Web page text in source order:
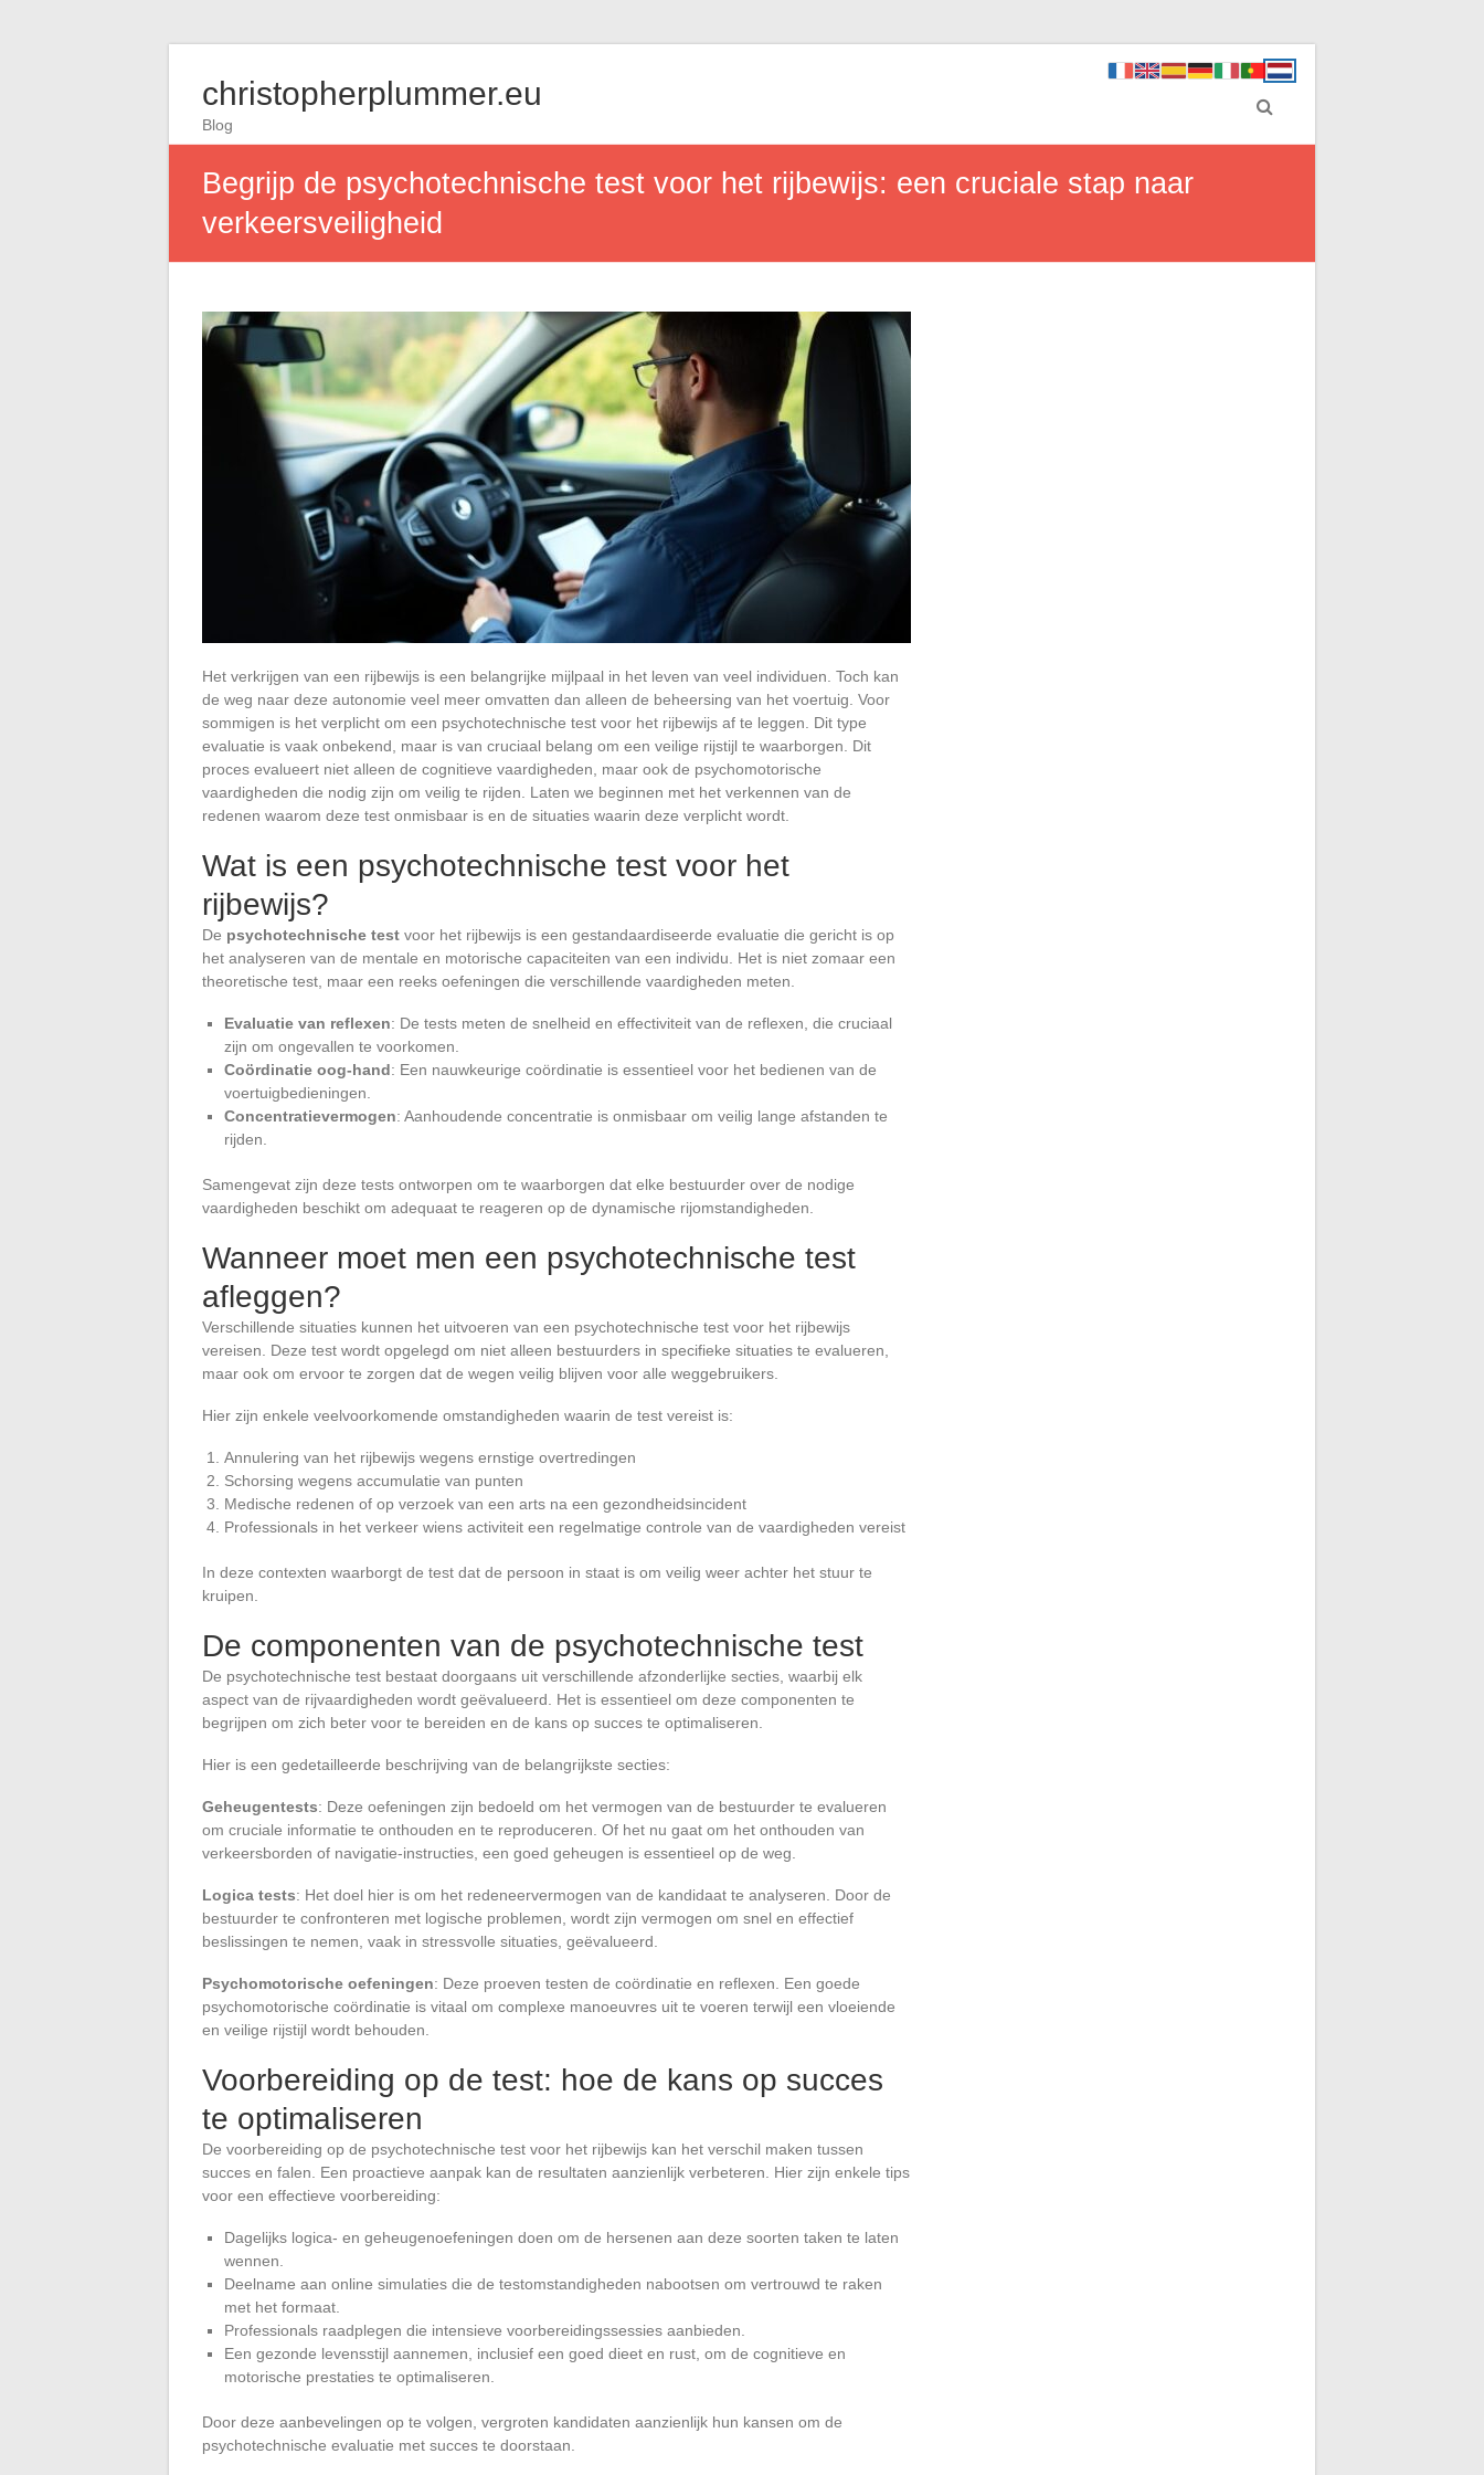
christopherplummer.eu
Blog
Begrijp de psychotechnische test voor het rijbewijs: een cruciale stap naar
verkeersveiligheid
Het verkrijgen van een rijbewijs is een belangrijke mijlpaal in het leven van veel individuen. Toch kan
de weg naar deze autonomie veel meer omvatten dan alleen de beheersing van het voertuig. Voor
sommigen is het verplicht om een psychotechnische test voor het rijbewijs af te leggen. Dit type
evaluatie is vaak onbekend, maar is van cruciaal belang om een veilige rijstijl te waarborgen. Dit
proces evalueert niet alleen de cognitieve vaardigheden, maar ook de psychomotorische
vaardigheden die nodig zijn om veilig te rijden. Laten we beginnen met het verkennen van de
redenen waarom deze test onmisbaar is en de situaties waarin deze verplicht wordt.
Wat is een psychotechnische test voor het
rijbewijs?
De psychotechnische test voor het rijbewijs is een gestandaardiseerde evaluatie die gericht is op
het analyseren van de mentale en motorische capaciteiten van een individu. Het is niet zomaar een
theoretische test, maar een reeks oefeningen die verschillende vaardigheden meten.
Evaluatie van reflexen: De tests meten de snelheid en effectiviteit van de reflexen, die cruciaal
zijn om ongevallen te voorkomen.
Coördinatie oog-hand: Een nauwkeurige coördinatie is essentieel voor het bedienen van de
voertuigbedieningen.
Concentratievermogen: Aanhoudende concentratie is onmisbaar om veilig lange afstanden te
rijden.
Samengevat zijn deze tests ontworpen om te waarborgen dat elke bestuurder over de nodige
vaardigheden beschikt om adequaat te reageren op de dynamische rijomstandigheden.
Wanneer moet men een psychotechnische test
afleggen?
Verschillende situaties kunnen het uitvoeren van een psychotechnische test voor het rijbewijs
vereisen. Deze test wordt opgelegd om niet alleen bestuurders in specifieke situaties te evalueren,
maar ook om ervoor te zorgen dat de wegen veilig blijven voor alle weggebruikers.
Hier zijn enkele veelvoorkomende omstandigheden waarin de test vereist is:
Annulering van het rijbewijs wegens ernstige overtredingen
Schorsing wegens accumulatie van punten
Medische redenen of op verzoek van een arts na een gezondheidsincident
Professionals in het verkeer wiens activiteit een regelmatige controle van de vaardigheden vereist
In deze contexten waarborgt de test dat de persoon in staat is om veilig weer achter het stuur te
kruipen.
De componenten van de psychotechnische test
De psychotechnische test bestaat doorgaans uit verschillende afzonderlijke secties, waarbij elk
aspect van de rijvaardigheden wordt geëvalueerd. Het is essentieel om deze componenten te
begrijpen om zich beter voor te bereiden en de kans op succes te optimaliseren.
Hier is een gedetailleerde beschrijving van de belangrijkste secties:
Geheugentests: Deze oefeningen zijn bedoeld om het vermogen van de bestuurder te evalueren
om cruciale informatie te onthouden en te reproduceren. Of het nu gaat om het onthouden van
verkeersborden of navigatie-instructies, een goed geheugen is essentieel op de weg.
Logica tests: Het doel hier is om het redeneervermogen van de kandidaat te analyseren. Door de
bestuurder te confronteren met logische problemen, wordt zijn vermogen om snel en effectief
beslissingen te nemen, vaak in stressvolle situaties, geëvalueerd.
Psychomotorische oefeningen: Deze proeven testen de coördinatie en reflexen. Een goede
psychomotorische coördinatie is vitaal om complexe manoeuvres uit te voeren terwijl een vloeiende
en veilige rijstijl wordt behouden.
Voorbereiding op de test: hoe de kans op succes
te optimaliseren
De voorbereiding op de psychotechnische test voor het rijbewijs kan het verschil maken tussen
succes en falen. Een proactieve aanpak kan de resultaten aanzienlijk verbeteren. Hier zijn enkele tips
voor een effectieve voorbereiding:
Dagelijks logica- en geheugenoefeningen doen om de hersenen aan deze soorten taken te laten
wennen.
Deelname aan online simulaties die de testomstandigheden nabootsen om vertrouwd te raken
met het formaat.
Professionals raadplegen die intensieve voorbereidingssessies aanbieden.
Een gezonde levensstijl aannemen, inclusief een goed dieet en rust, om de cognitieve en
motorische prestaties te optimaliseren.
Door deze aanbevelingen op te volgen, vergroten kandidaten aanzienlijk hun kansen om de
psychotechnische evaluatie met succes te doorstaan.